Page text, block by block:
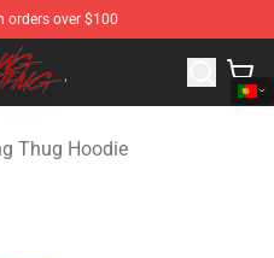
orders over $100
Young Thug Merchandise
Thug Hoodie